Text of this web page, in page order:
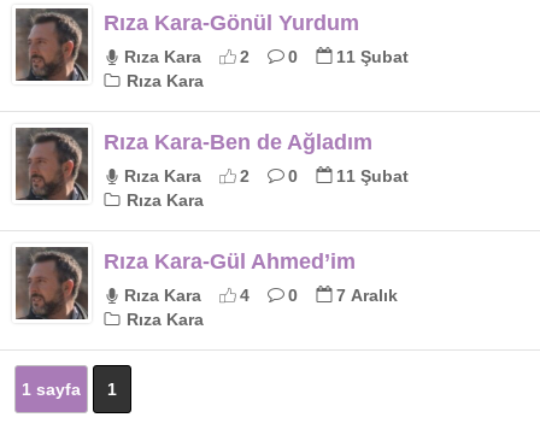
Rıza Kara-Gönül Yurdum
Rıza Kara 2 0
11 Şubat
Rıza Kara
Rıza Kara-Ben de Ağladım
Rıza Kara 2 0
11 Şubat
Rıza Kara
Rıza Kara-Gül Ahmed’im
Rıza Kara 4 0
7 Aralık
Rıza Kara
1 sayfa 1